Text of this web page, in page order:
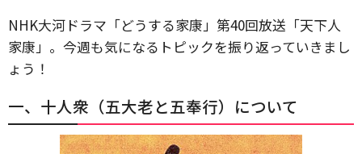
NHK大河ドラマ「どうする家康」第40回放送「天下人
家康」。今週も気になるトピックを振り返っていきまし
ょう！
一、十人衆（五大老と五奉行）について